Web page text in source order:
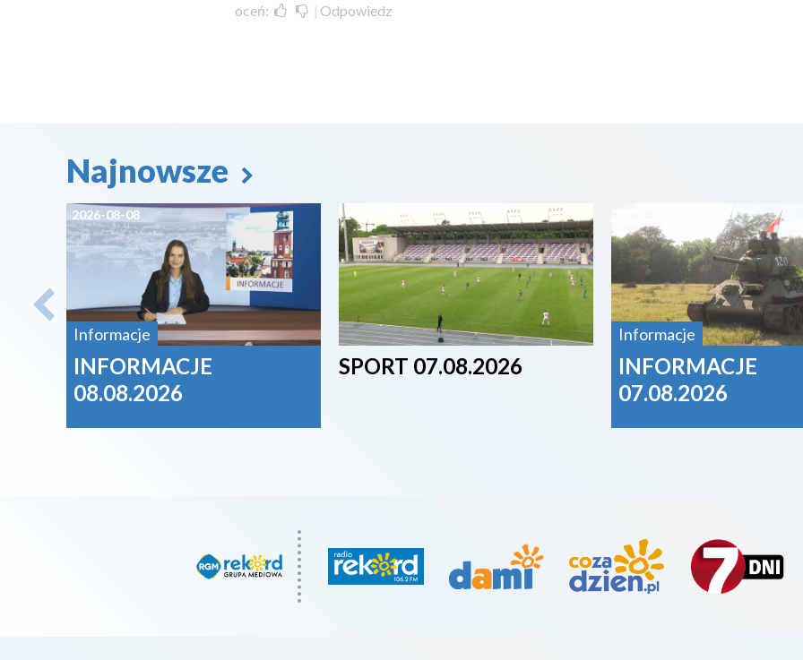
oceń: | Odpowiedz
Najnowsze
2026-08-08
Informacje
INFORMACJE
08.08.2026
2026-08-07
SPORT 07.08.2026
Informacje
INFORMACJE
07.08.2026